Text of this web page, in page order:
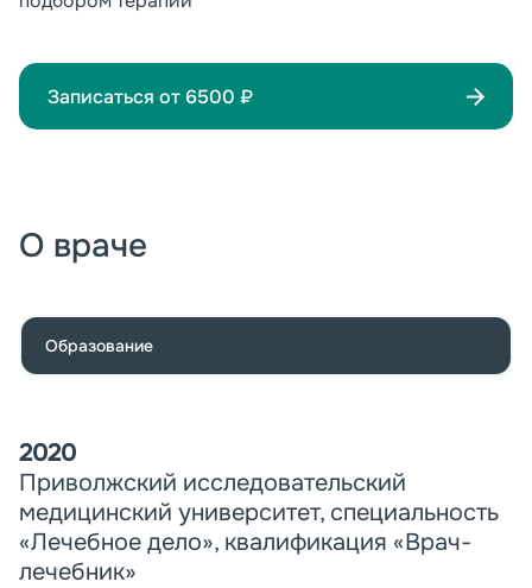
Записаться от6500 ₽
О враче
Образование
2020
Приволжский исследовательский
медицинский университет, специальность
«Лечебное дело», квалификация «Врач-
лечебник»